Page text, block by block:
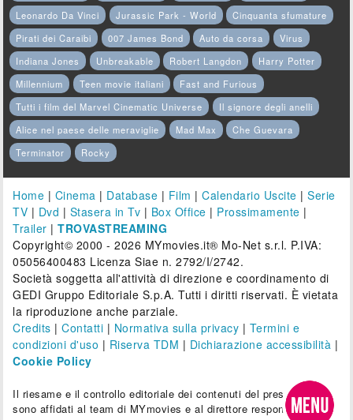
Leonardo Da Vinci
Jurassic Park - World
Cinquanta sfumature
Pirati dei Caraibi
007 James Bond Auto da corsa
Virus
Indiana Jones
Unbreakable Robert Langdon
Harry Potter
Millennium
Teen movie italiani
Fast and Furious
Tutti i film del Marvel Cinematic Universe
Il signore degli anelli
Alice nel paese delle meraviglie
Mad Max
Che Guevara
Terminator
Rocky
Home | Cinema | Database | Film |Calendario Uscite |Serie
TV | Dvd | Stasera in Tv | Box Office | Prossimamente |
Trailer |TROVASTREAMING
Copyright© 2000 - 2026 MYmovies.it® Mo-Net s.r.l. P.IVA:
05056400483 Licenza Siae n. 2792/I/2742.
Società soggetta all'attività di direzione e coordinamento di
GEDI Gruppo Editoriale S.p.A. Tutti i diritti riservati. È vietata
la riproduzione anche parziale.
Credits |Contatti | Normativa sulla privacy | Termini e
condizioni d'uso | Riserva TDM | Dichiarazione accessibilità |
Cookie Policy
Il riesame e il controllo editoriale dei contenuti del presente sito
sono affidati al team di MYmovies e al direttore responsabile.